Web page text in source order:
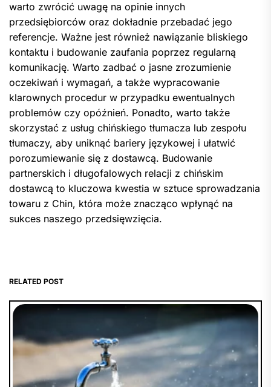
warto zwrócić uwagę na opinie innych
przedsiębiorców oraz dokładnie przebadać jego
referencje. Ważne jest również nawiązanie bliskiego
kontaktu i budowanie zaufania poprzez regularną
komunikację. Warto zadbać o jasne zrozumienie
oczekiwań i wymagań, a także wypracowanie
klarownych procedur w przypadku ewentualnych
problemów czy opóźnień. Ponadto, warto także
skorzystać z usług chińskiego tłumacza lub zespołu
tłumaczy, aby uniknąć bariery językowej i ułatwić
porozumiewanie się z dostawcą. Budowanie
partnerskich i długofalowych relacji z chińskim
dostawcą to kluczowa kwestia w sztuce sprowadzania
towaru z Chin, która może znacząco wpłynąć na
sukces naszego przedsięwzięcia.
RELATED POST